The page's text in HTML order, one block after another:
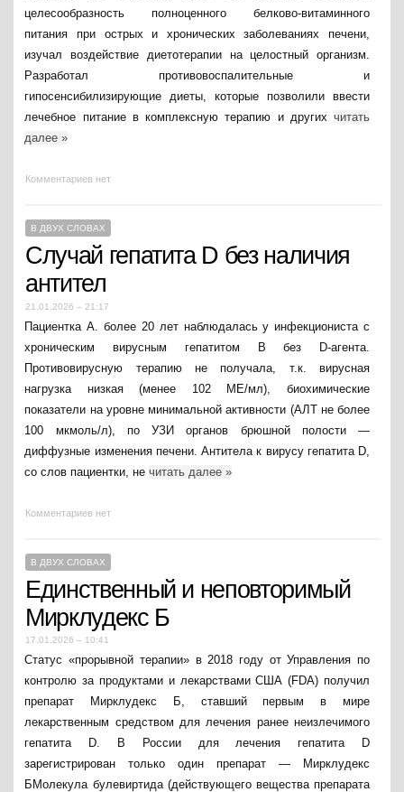
целесообразность полноценного белково-витаминного
питания при острых и хронических заболеваниях печени,
изучал воздействие диетотерапии на целостный организм.
Разработал противовоспалительные и
гипосенсибилизирующие диеты, которые позволили ввести
лечебное питание в комплексную терапию и других читать
далее»
Комментариев нет
В ДВУХ СЛОВАХ
Случай гепатита D без наличия
антител
21.01.2026 – 21:17
Пациентка А. более 20 лет наблюдалась у инфекциониста с
хроническим вирусным гепатитом В без D-агента.
Противовирусную терапию не получала, т.к. вирусная
нагрузка низкая (менее 102 МЕ/мл), биохимические
показатели на уровне минимальной активности (АЛТ не более
100 мкмоль/л), по УЗИ органов брюшной полости —
диффузные изменения печени. Антитела к вирусу гепатита D,
со слов пациентки, нечитать далее»
Комментариев нет
В ДВУХ СЛОВАХ
Единственный и неповторимый
Мирклудекс Б
17.01.2026 – 10:41
Статус «прорывной терапии» в 2018 году от Управления по
контролю за продуктами и лекарствами США (FDA) получил
препарат Мирклудекс Б, ставший первым в мире
лекарственным средством для лечения ранее неизлечимого
гепатита D. В России для лечения гепатита D
зарегистрирован только один препарат — Мирклудекс
БМолекула булевиртида (действующего вещества препарата